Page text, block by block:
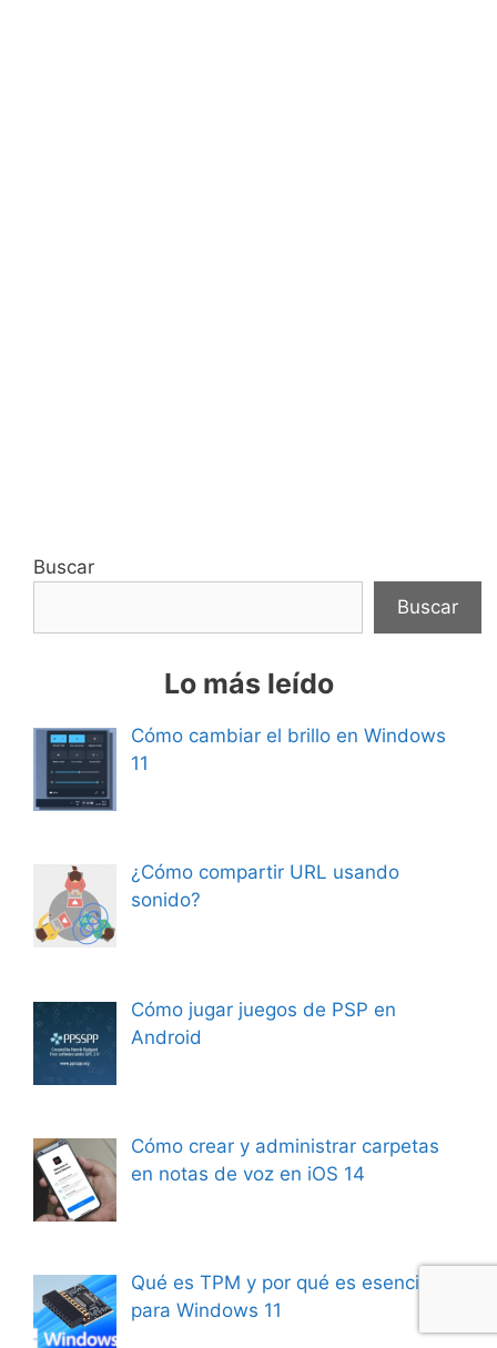
Buscar
Buscar
Lo más leído
Cómo cambiar el brillo en Windows
11
¿Cómo compartir URL usando
sonido?
Cómo jugar juegos de PSP en
Android
Cómo crear y administrar carpetas
en notas de voz en iOS 14
Qué es TPM y por qué es esencial
para Windows 11